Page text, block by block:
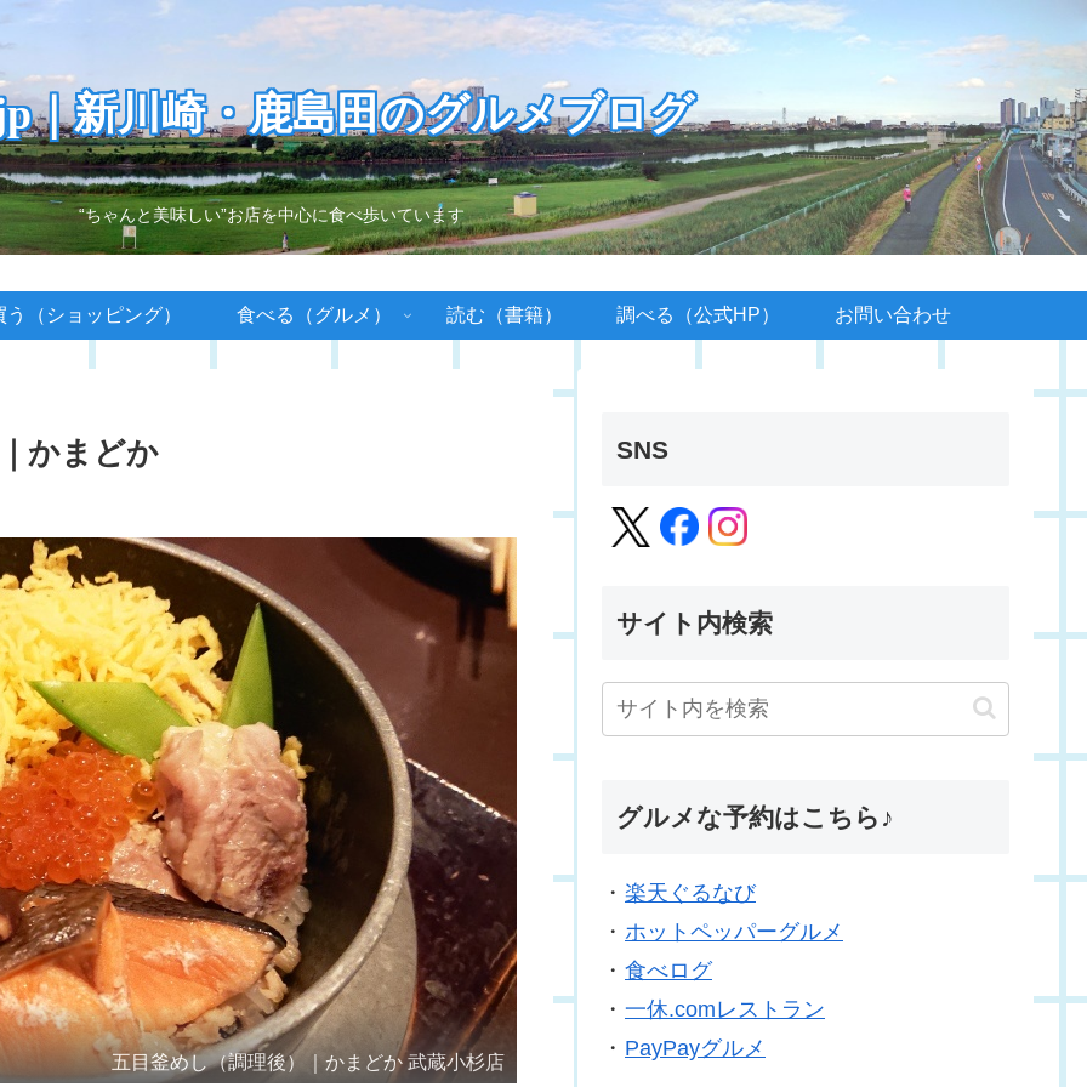
｜新川崎・鹿島田のグルメブログ
“ちゃんと美味しい”お店を中心に食べ歩いています
う（ショッピング） 食べる（グルメ） 読む（書籍） 調べる（公式HP） お問い合わせ
かまどか
五目釜めし（調理後）｜かまどか 武蔵小杉店
SNS
サイト内検索
グルメな予約はこちら♪
・ 楽天ぐるなび
・ ホットペッパーグルメ
・ 食べログ
・ 一休.comレストラン
・ PayPayグルメ